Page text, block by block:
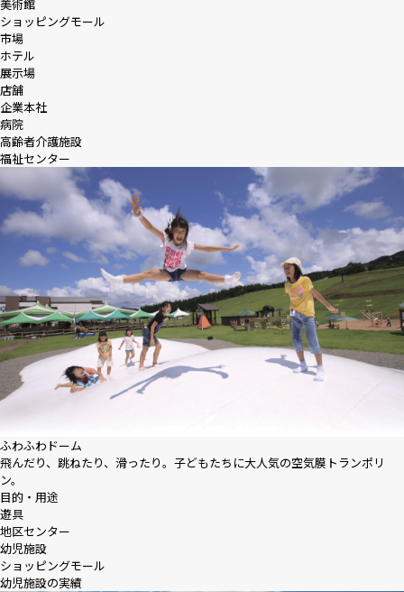
美術館
ショッピングモール
市場
ホテル
展示場
店舗
企業本社
病院
高齢者介護施設
福祉センター
ふわふわドーム
飛んだり、跳ねたり、滑ったり。子どもたちに大人気の空気膜トランポリ
ン。
目的・用途
遊具
地区センター
幼児施設
ショッピングモール
幼児施設の実績